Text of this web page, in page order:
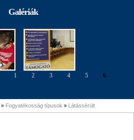
Galériák
1 2 3 4 5 6
» Fogyatékosság típusok » Látássérült